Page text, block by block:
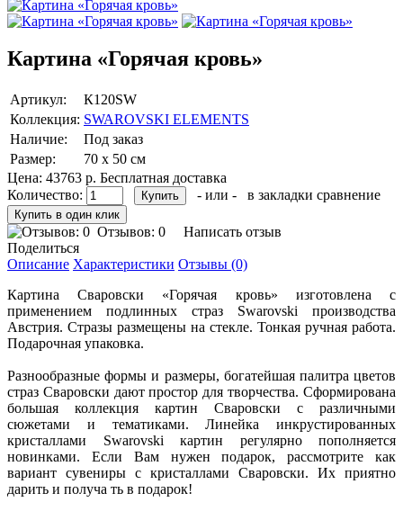
Картина «Горячая кровь»
Артикул:
К120SW
Коллекция: SWAROVSKI ELEMENTS
Наличие:
Под заказ
Размер:
70 х 50 см
Цена: 43763 р. Бесплатная доставка
Количество:
- или - в закладки сравнение
Отзывов: 0
Написать отзыв
Поделиться
Описание Характеристики Отзывы (0)
Картина Сваровски «Горячая кровь» изготовлена с
применением подлинных страз Swarovski производства
Австрия. Стразы размещены на стекле. Тонкая ручная работа.
Подарочная упаковка.
Разнообразные формы и размеры, богатейшая палитра цветов
страз Сваровски дают простор для творчества. Сформирована
большая коллекция картин Сваровски с различными
сюжетами и тематиками. Линейка инкрустированных
кристаллами Swarovski картин регулярно пополняется
новинками. Если Вам нужен подарок, рассмотрите как
вариант сувениры с кристаллами Сваровски. Их приятно
дарить и получа ть в подарок!